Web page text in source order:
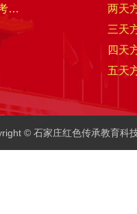
西柏坡-北京（重走赶考路）
两天
三天
四天
五天
© 石家庄红色传承教育科